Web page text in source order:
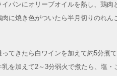
イパンにオリーブオイルを熱し、鶏肉
肉に焼き色がついたら半月切りのれん
てきたら白ワインを加えて約5分煮
乳を加えて2～3分弱火で煮たら、塩・